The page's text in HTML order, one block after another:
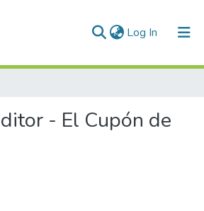
Log In (current)
- El Cupón de